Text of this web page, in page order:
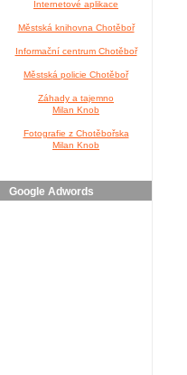
Internetové aplikace
Městská knihovna Chotěboř
Informační centrum Chotěboř
Městská policie Chotěboř
Záhady a tajemno
Milan Knob
Fotografie z Chotěbořska
Milan Knob
Google Adwords